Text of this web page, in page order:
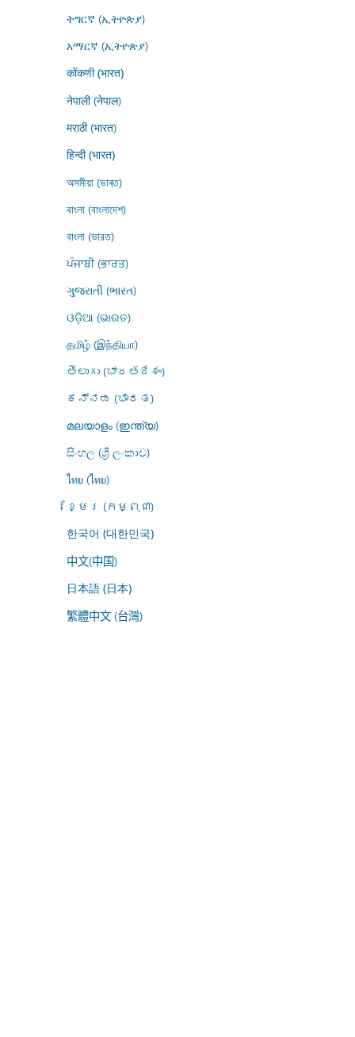
ትግርኛ (ኢትዮጵያ)
አማርኛ (ኢትዮጵያ)
कोंकणी (भारत)
नेपाली (नेपाल)
मराठी (भारत)
हिन्दी (भारत)
অসমীয়া (ভাৰত)
বাংলা (বাংলাদেশ)
বাংলা (ভারত)
ਪੰਜਾਬੀ (ਭਾਰਤ)
ગુજરાતી (ભારત)
ଓଡ଼ିଆ (ଭାରତ)
தமிழ் (இந்தியா)
తెలుగు (భారతదేశం)
ಕನ್ನಡ (ಭಾರತ)
മലയാളം (ഇന്ത്യ)
සිංහල (ශ්‍රී ලංකාව)
ไทย (ไทย)
ខ្មែរ (កម្ពុជា)
한국어 (대한민국)
中文(中国)
日本語 (日本)
繁體中文 (台灣)